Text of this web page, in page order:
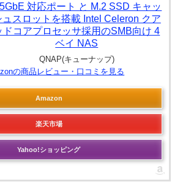
対応ポート と M.2 SSD キャッ
ュスロットを搭載 Intel Celeron クア
ドコアプロセッサ採用のSMB向け 4
ベイ NAS
QNAP(キューナップ)
の商品レビュー・口コミを見る
Amazon
楽天市場
Yahoo!ショッピング